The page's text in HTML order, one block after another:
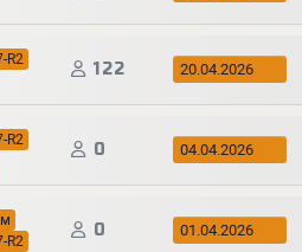
R2
122 20.04.2026
R2
0 04.04.2026
R2
0 01.04.2026